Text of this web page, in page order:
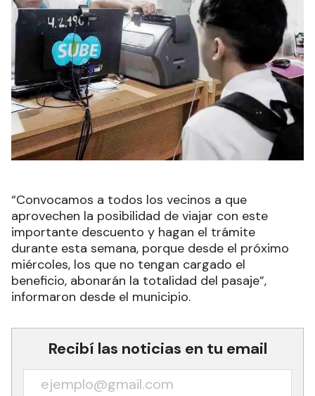
“Convocamos a todos los vecinos a que
aprovechen la posibilidad de viajar con este
importante descuento y hagan el trámite
durante esta semana, porque desde el próximo
miércoles, los que no tengan cargado el
beneficio, abonarán la totalidad del pasaje”,
informaron desde el municipio.
Recibí las noticias en tu email